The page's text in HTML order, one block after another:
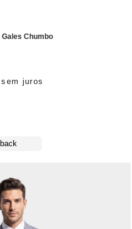
Chumbo
sem juros